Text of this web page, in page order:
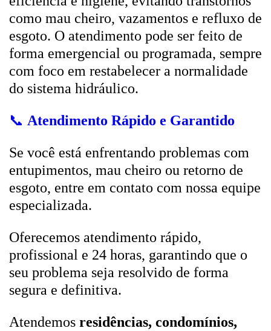
como mau cheiro, vazamentos e refluxo de
esgoto. O atendimento pode ser feito de
forma emergencial ou programada, sempre
com foco em restabelecer a normalidade
do sistema hidráulico.
📞 Atendimento Rápido e Garantido
Se você está enfrentando problemas com
entupimentos, mau cheiro ou retorno de
esgoto, entre em contato com nossa equipe
especializada.
Oferecemos atendimento rápido,
profissional e 24 horas, garantindo que o
seu problema seja resolvido de forma
segura e definitiva.
Atendemos residências, condomínios,